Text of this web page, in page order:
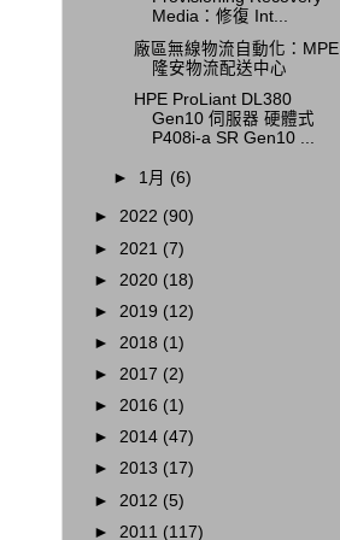
Media：修復 Int...
廠區無線物流自動化：MPE
隆安物流配送中心
HPE ProLiant DL380
Gen10 伺服器 硬體式
P408i-a SR Gen10 ...
► 1月 (6)
► 2022 (90)
► 2021 (7)
► 2020 (18)
► 2019 (12)
► 2018 (1)
► 2017 (2)
► 2016 (1)
► 2014 (47)
► 2013 (17)
► 2012 (5)
► 2011 (117)